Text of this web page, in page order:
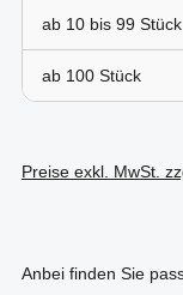
ab 10 bis 99
ab 100
Preise exkl. MwSt.
Anbei finden Sie